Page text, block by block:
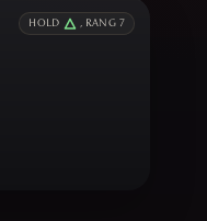
HOLD , RANG 7